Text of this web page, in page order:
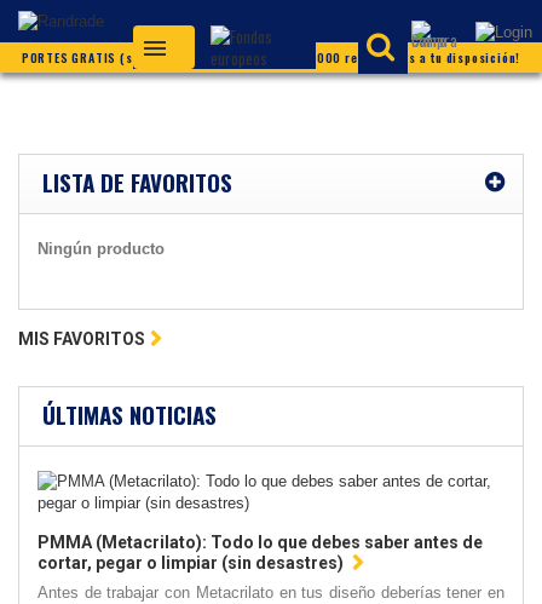
PORTES GRATIS (según condiciones) ¡Más de 20.000 referencias a tu disposición!
LISTA DE FAVORITOS
Ningún producto
MIS FAVORITOS
ÚLTIMAS NOTICIAS
PMMA (Metacrilato): Todo lo que debes saber antes de
cortar, pegar o limpiar (sin desastres)
Antes de trabajar con Metacrilato en tus diseño deberías tener en